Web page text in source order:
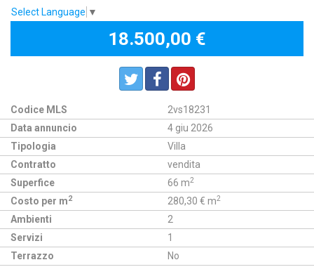
Select Language ▼
18.500,00 €
Codice MLS
2vs18231
Data annuncio
4 giu 2026
Tipologia
Villa
Contratto
vendita
Superfice
66 m2
Costo per m2 280,30 € m2
Ambienti
2
Servizi
1
Terrazzo
No